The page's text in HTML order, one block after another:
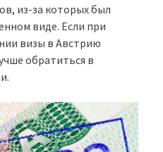
из-за которых был
виде. Если при
визы в Австрию
обратиться в